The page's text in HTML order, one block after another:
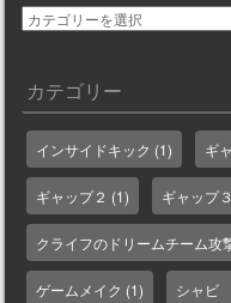
カ
リ
ー
カテゴリー
インサイドキック (1) ギ
ギャップ２ (1) ギャップ３
クライフのドリームチーム攻
ゲームメイク (1) シャビ